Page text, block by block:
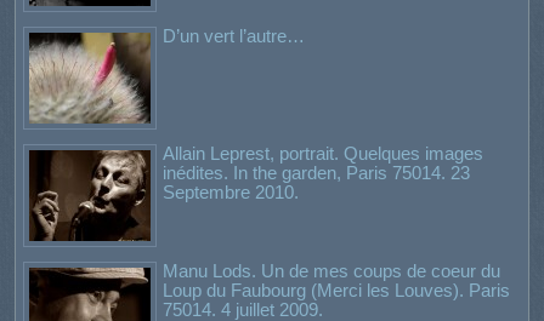
D’un vert l’autre…
Allain Leprest, portrait. Quelques images
inédites. In the garden, Paris 75014. 23
Septembre 2010.
Manu Lods. Un de mes coups de coeur du
Loup du Faubourg (Merci les Louves). Paris
75014. 4 juillet 2009.